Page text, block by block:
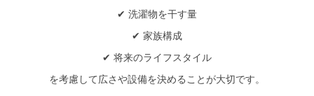
✔ 洗濯物を干す量
✔ 家族構成
✔ 将来のライフスタイル
を考慮して広さや設備を決めることが大切です。